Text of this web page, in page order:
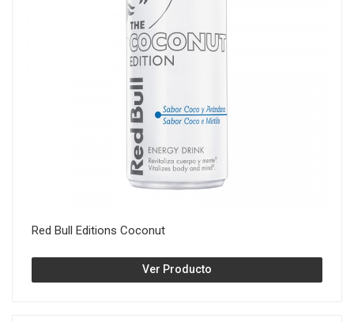
Red Bull Editions Coconut
Ver Producto